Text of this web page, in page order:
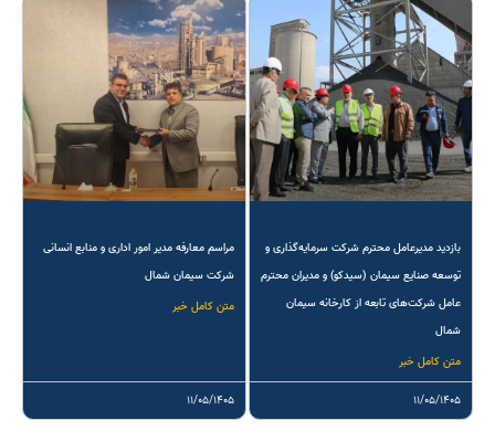
بازدید مدیرعامل محترم شرکت سرمایه‌گذاری و
توسعه صنایع سیمان (سیدکو) و مدیران محترم
عامل شرکت‌های تابعه از کارخانه سیمان
شمال
متن کامل خبر
۱۱/۰۵/۱۴۰۵
مراسم معارفه مدیر امور اداری و منابع انسانی
شرکت سیمان شمال
متن کامل خبر
۱۱/۰۵/۱۴۰۵